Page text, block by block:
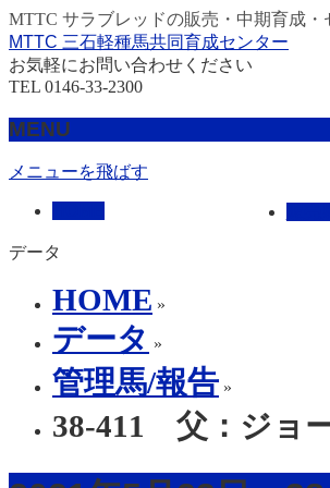
MTTC サラブレッドの販売・中期育成・
MTTC 三石軽種馬共同育成センター
お気軽にお問い合わせください
TEL 0146-33-2300
MENU
メニューを飛ばす
データ
HOME »
データ »
管理馬/報告 »
38-411 父：ジョ